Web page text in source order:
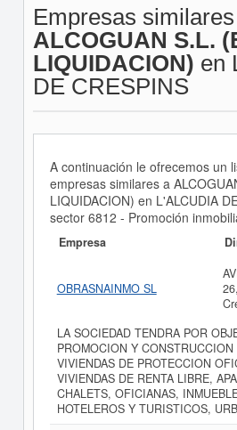
Empresas
ALCOGUAN S.L.
LIQUIDACION) en
DE CRESPINS
A continuación le ofrecemos un
empresas similares a
LIQUIDACION) en L'ALCUDIA
sector 6812 - Promoción
Empresa
OBRASNAINMO SL
LA SOCIEDAD TENDRA POR
PROMOCION Y CONSTRUCCION
VIVIENDAS DE PROTECCION
VIVIENDAS DE RENTA LIBRE,
CHALETS, OFICIANAS,
HOTELEROS Y TURISTICOS,